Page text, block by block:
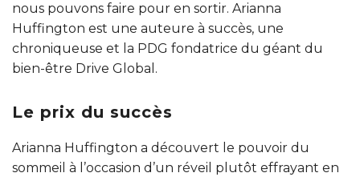
nous pouvons faire pour en sortir. Arianna
Huffington est une auteure à succès, une
chroniqueuse et la PDG fondatrice du géant du
bien-être Drive Global.
Le prix du succès
Arianna Huffington a découvert le pouvoir du
sommeil à l’occasion d’un réveil plutôt effrayant en